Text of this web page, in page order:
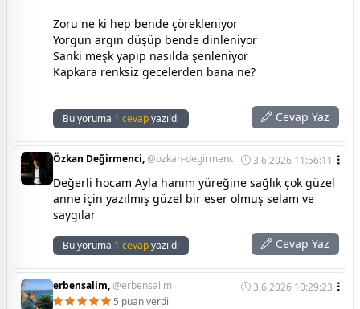
Zoru ne ki hep bende çörekleniyor
Yorgun argın düşüp bende dinleniyor
Sanki meşk yapıp nasılda şenleniyor
Kapkara renksiz gecelerden bana ne?
Bu yoruma 1 cevapyazıldı Cevap Yaz
Özkan Değirmenci,@ozkan-degirmenci 3.6.2026 11:56:11
Değerli hocam Ayla hanım yüreğine sağlık çok güzel
anne için yazılmış güzel bir eser olmuş selam ve
saygılar
Bu yoruma 1 cevapyazıldı Cevap Yaz
erbensalim,@erbensalim
3.6.2026 10:29:23
5 puan verdi